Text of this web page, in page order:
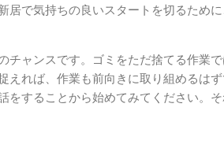
居で気持ちの良いスタートを切るため
チャンスです。ゴミをただ捨てる作業
えれば、作業も前向きに取り組めるは
をすることから始めてみてください。